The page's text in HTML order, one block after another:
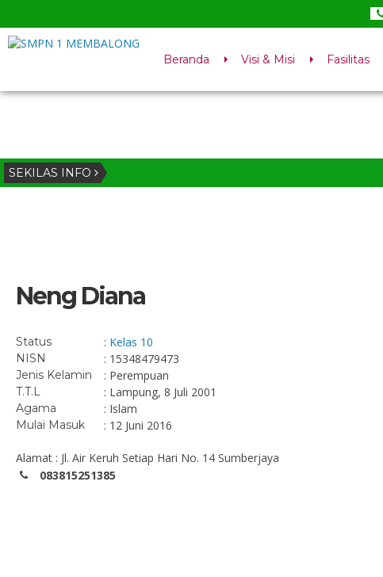
Beranda Visi & Misi Fasilitas
SEKILAS INFO
Neng Diana
Status : Kelas 10
NISN : 15348479473
Jenis Kelamin : Perempuan
T.T.L : Lampung, 8 Juli 2001
Agama : Islam
Mulai Masuk : 12 Juni 2016
Alamat : Jl. Air Keruh Setiap Hari No. 14 Sumberjaya
083815251385